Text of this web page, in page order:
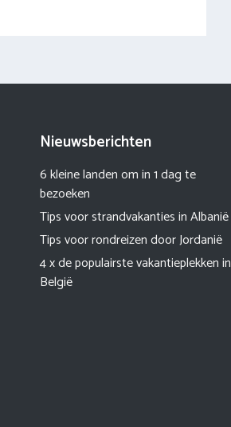
Nieuwsberichten
6 kleine landen om in 1 dag te
bezoeken
Tips voor strandvakanties in Albanië
Tips voor rondreizen door Jordanië
4 x de populairste vakantieplekken in
België